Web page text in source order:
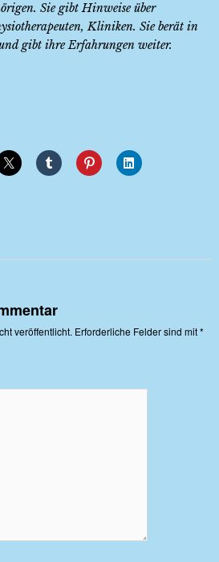
Sie gibt Hinweise über
Kliniken. Sie berät in
gibt ihre Erfahrungen weiter.
veröffentlicht. Erforderliche Felder sind mit*